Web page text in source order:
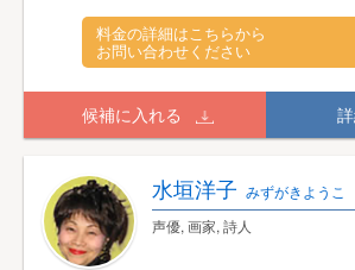
料金の詳細はこちらから
お問い合わせください
候補に入れる
水垣洋子 みずがきようこ
声優, 画家, 詩人